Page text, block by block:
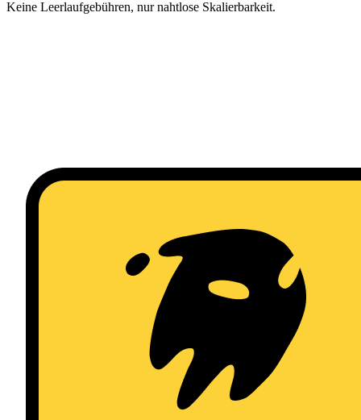
Keine Leerlaufgebühren, nur nahtlose Skalierbarkeit.